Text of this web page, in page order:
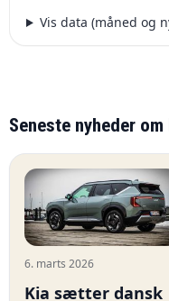
Vis data (måned og
Seneste nyheder om
6. marts 2026
Kia sætter dansk